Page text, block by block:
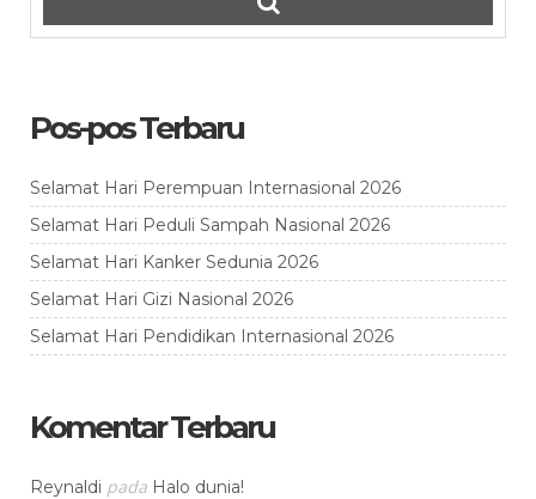
Pos-pos Terbaru
Selamat Hari Perempuan Internasional 2026
Selamat Hari Peduli Sampah Nasional 2026
Selamat Hari Kanker Sedunia 2026
Selamat Hari Gizi Nasional 2026
Selamat Hari Pendidikan Internasional 2026
Komentar Terbaru
Reynaldi pada Halo dunia!